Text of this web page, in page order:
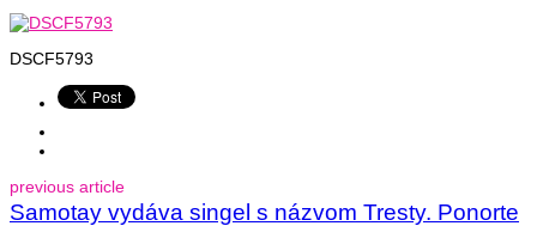
DSCF5793
previous article
Samotay vydáva singel s názvom Tresty. Ponorte